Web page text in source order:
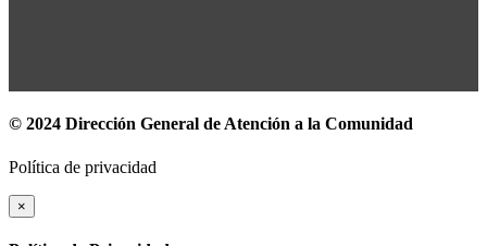
© 2024 Dirección General de Atención a la Comunidad
Política de privacidad
×